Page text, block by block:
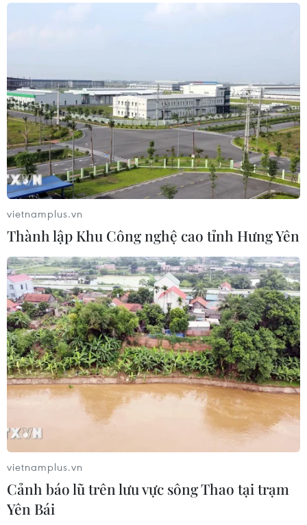
7 thành phần "vàng" giúp phái đẹp giữ làn
da không tuổi
22/04/2021 02:59
Thiếu ẩm khiến làn da suy yếu và tạo điều kiện thuận
lợi cho nếp nhăn hình thành và ceramides với sức mạnh
của axit béo sẽ mang đến hiệu quả cấp ẩm vượt trội
cho làn da.
vietnamplus.vn
Thành lập Khu Công nghệ cao tỉnh Hưng Yên
vietnamplus.vn
Cảnh báo lũ trên lưu vực sông Thao tại trạm
Yên Bái